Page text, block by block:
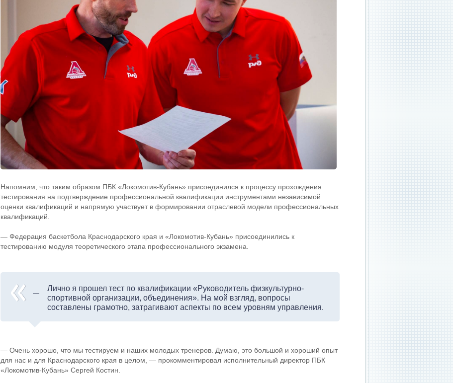
Напомним, что таким образом ПБК «Локомотив-Кубань» присоединился к процессу прохождения
тестирования на подтверждение профессиональной квалификации инструментами независимой
оценки квалификаций и напрямую участвует в формировании отраслевой модели профессиональных
квалификаций.
— Федерация баскетбола Краснодарского края и «Локомотив-Кубань» присоединились к
тестированию модуля теоретического этапа профессионального экзамена.
Лично я прошел тест по квалификации «Руководитель физкультурно-
спортивной организации, объединения». На мой взгляд, вопросы
составлены грамотно, затрагивают аспекты по всем уровням управления.
— Очень хорошо, что мы тестируем и наших молодых тренеров. Думаю, это большой и хороший опыт
для нас и для Краснодарского края в целом, — прокомментировал исполнительный директор ПБК
«Локомотив-Кубань» Сергей Костин.